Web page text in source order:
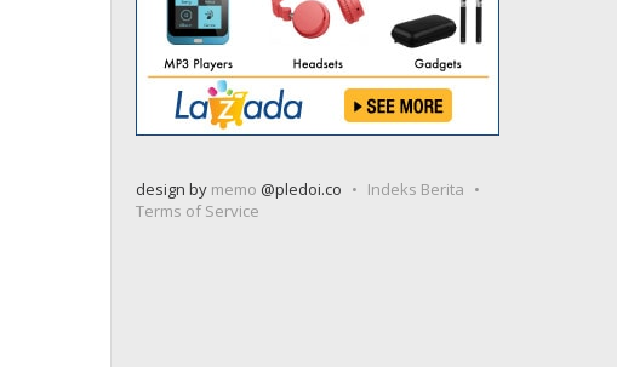
design by memo @pledoi.co
Indeks Berita
Terms of Service